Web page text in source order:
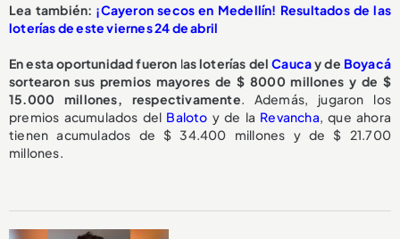
Lea también: ¡Cayeron secos en Medellín! Resultados de las
loterías de este viernes 24 de abril
En esta oportunidad fueron las loterías delCaucay de Boyacá
sortearon sus premios mayores de $ 8000 millones y de $
15.000 millones, respectivamente. Además, jugaron los
premios acumulados del Baloto y de la Revancha, que ahora
tienen acumulados de $ 34.400 millones y de $ 21.700
millones.